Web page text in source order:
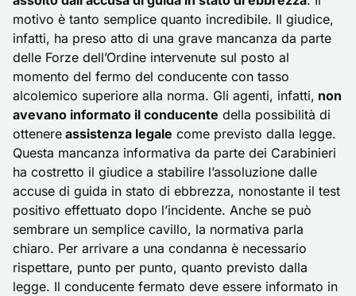
motivo è tanto semplice quanto incredibile. Il giudice,
infatti, ha preso atto di una grave mancanza da parte
delle Forze dell’Ordine intervenute sul posto al
momento del fermo del conducente con tasso
alcolemico superiore alla norma. Gli agenti, infatti, non
avevano informato il conducente della possibilità di
ottenere assistenza legale come previsto dalla legge.
Questa mancanza informativa da parte dei Carabinieri
ha costretto il giudice a stabilire l’assoluzione dalle
accuse di guida in stato di ebbrezza, nonostante il test
positivo effettuato dopo l’incidente. Anche se può
sembrare un semplice cavillo, la normativa parla
chiaro. Per arrivare a una condanna è necessario
rispettare, punto per punto, quanto previsto dalla
legge. Il conducente fermato deve essere informato in